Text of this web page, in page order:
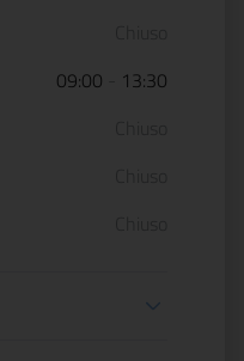
09:00 13:30